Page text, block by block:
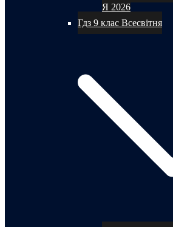
Я 2026
Гдз 9 клас Всесвітня